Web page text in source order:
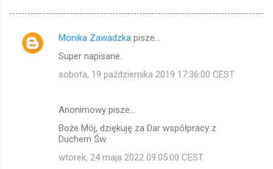
K
Monika Zawadzka pisze…
Super napisane.
sobota, 19 października 2019 17:36:00 CEST
Anonimowy pisze…
Boże Mój, dziękuję za Dar współpracy z
Duchem Św.
wtorek, 24 maja 2022 09:05:00 CEST